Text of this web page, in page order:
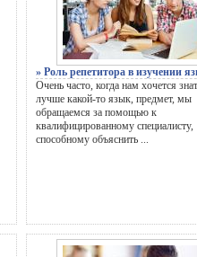
» Роль репетитора в изучении
Очень часто, когда нам хочется
лучше какой-то язык, предмет, мы
обращаемся за помощью к
квалифицированному специалисту,
способному объяснить ...